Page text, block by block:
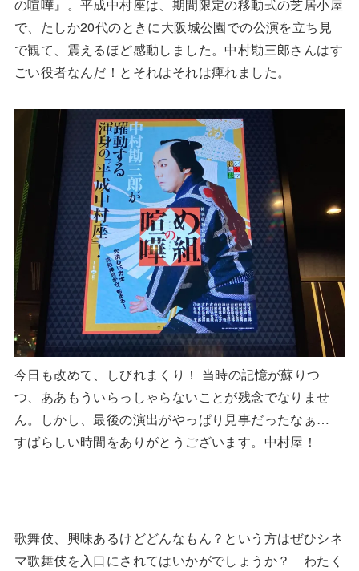
の喧嘩』。平成中村座は、期間限定の移動式の芝居小屋
で、たしか20代のときに大阪城公園での公演を立ち見
で観て、震えるほど感動しました。中村勘三郎さんはす
ごい役者なんだ！とそれはそれは痺れました。
今日も改めて、しびれまくり！ 当時の記憶が蘇りつ
つ、ああもういらっしゃらないことが残念でなりませ
ん。しかし、最後の演出がやっぱり見事だったなぁ…
すばらしい時間をありがとうございます。中村屋！
歌舞伎、興味あるけどどんなもん？という方はぜひシネ
マ歌舞伎を入口にされてはいかがでしょうか？ わたく